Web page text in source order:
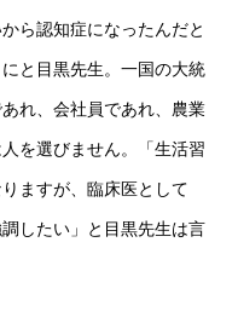
ら認知症になったんだと
と目黒先生。一国の大統
れ、会社員であれ、農業
を選びません。「生活習
ますが、臨床医として
したい」と目黒先生は言